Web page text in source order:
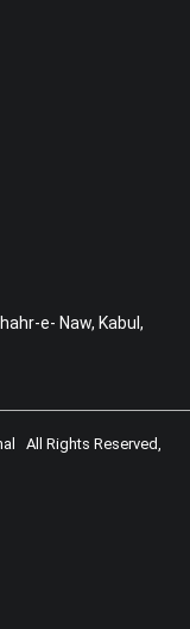
e- Naw, Kabul,
All Rights Reserved,